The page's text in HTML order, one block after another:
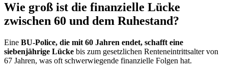
Wie groß ist die finanzielle Lücke
zwischen 60 und dem Ruhestand?
Eine BU-Police, die mit 60 Jahren endet, schafft eine
siebenjährige Lücke bis zum gesetzlichen Renteneintrittsalter von
67 Jahren, was oft schwerwiegende finanzielle Folgen hat.